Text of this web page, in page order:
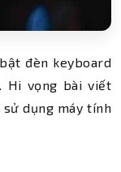
đèn keyboard
Hi vọng bài viết
dụng máy tính